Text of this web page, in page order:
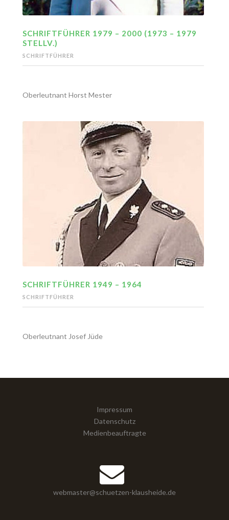
SCHRIFTFÜHRER 1979 – 2000 (1973 – 1979
STELLV.)
SCHRIFTFÜHRER
Oberleutnant Horst Mester
SCHRIFTFÜHRER 1949 – 1964
SCHRIFTFÜHRER
Oberleutnant Josef Jüde
Impressum
Datenschutz
Medienbeauftragte
webmaster@schuetzen-klausheide.de